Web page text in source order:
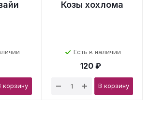
корзину
Козы хохлома
Есть в наличии
120 ₽
В корзину